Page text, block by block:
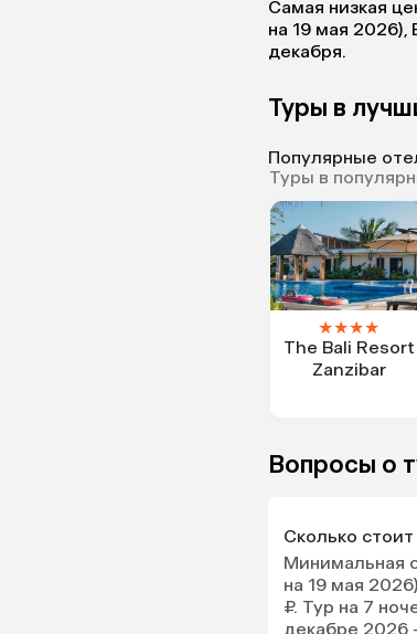
Самая низкая
на 19 мая
декабря.
Туры в
Популярные
Туры в
★★★★
The Bali Resort
Zanzibar
Вопросы о
Сколько
Минимальная
на 19 мая
₽. Тур на 7
декабре 2026